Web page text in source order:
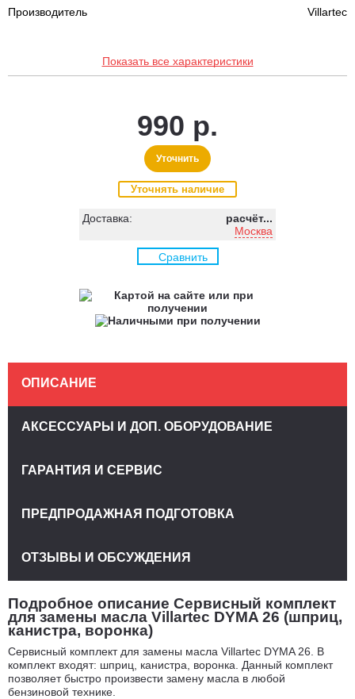
Производитель Villartec
Показать все характеристики
990 р.
Уточнить
Уточнять наличие
Доставка:
расчёт...
Москва
Сравнить
Подробное описание Сервисный комплект
для замены масла Villartec DYMA 26 (шприц,
канистра, воронка)
Сервисный комплект для замены масла Villartec DYMA 26. В
комплект входят: шприц, канистра, воронка. Данный комплект
позволяет быстро произвести замену масла в любой
бензиновой технике.
ОПИСАНИЕ
АКСЕССУАРЫ И ДОП. ОБОРУДОВАНИЕ
ГАРАНТИЯ И СЕРВИС
ПРЕДПРОДАЖНАЯ ПОДГОТОВКА
ОТЗЫВЫ И ОБСУЖДЕНИЯ